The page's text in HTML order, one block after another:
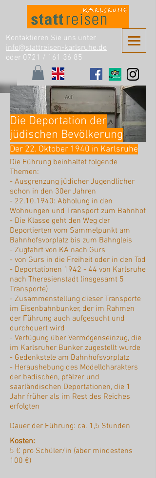
Kontaktieren Sie uns unter
info@stattreisen-karlsruhe.de
oder 0721 / 161 36 85
Die Deportation der
jüdischen Bevölkerung
Der 22. Oktober 1940 in Karlsruhe
Die Führung beinhaltet folgende
Themen:
- Ausgrenzung jüdicher Jugendlicher
schon in den 30er Jahren
- 22.10.1940: Abholung in den
Wohnungen und Transport zum Bahnhof
- Die Klasse geht den Weg der
Deportierten vom Sammelpunkt am
Bahnhofsvorplatz bis zum Bahngleis
- Zugfahrt von KA nach Gurs
- von Gurs in die Freiheit oder in den Tod
- Deportationen 1942 - 44 von Karlsruhe
nach Theresienstadt (insgesamt 5
Transporte)
- Zusammenstellung dieser Transporte
im Eisenbahnbunker, der im Rahmen
der Führung auch aufgesucht und
durchquert wird
- Verfügung über Vermögenseinzug, die
im Karlsruher Bunker zugestellt wurde
- Gedenkstele am Bahnhofsvorplatz
- Heraushebung des Modellcharakters
der badischen, pfälzer und
saarländischen Deportationen, die 1
Jahr früher als im Rest des Reiches
erfolgten
Dauer der Führung: ca. 1,5 Stunden
Kosten:
5 € pro Schüler/in (aber mindestens
100 €)